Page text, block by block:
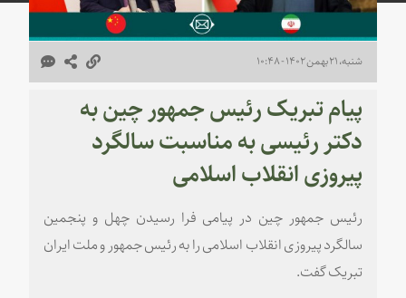
شنبه، ۲۱ بهمن ۱۴۰۲ - ۱۰:۴۸
پیام تبریک رئیس جمهور چین به
دکتر رئیسی به مناسبت سالگرد
پیروزی انقلاب اسلامی
رئیس جمهور چین در پیامی فرا رسیدن چهل و پنجمین
سالگرد پیروزی انقلاب اسلامی را به رئیس جمهور و ملت ایران
تبریک گفت.